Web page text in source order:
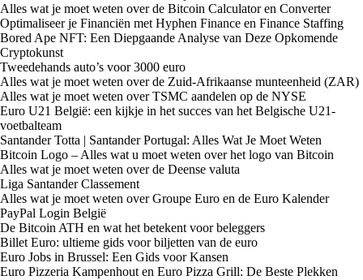
Alles wat je moet weten over de Bitcoin Calculator en Converter
Optimaliseer je Financiën met Hyphen Finance en Finance Staffing
Bored Ape NFT: Een Diepgaande Analyse van Deze Opkomende
Cryptokunst
Tweedehands auto’s voor 3000 euro
Alles wat je moet weten over de Zuid-Afrikaanse munteenheid (ZAR)
Alles wat je moet weten over TSMC aandelen op de NYSE
Euro U21 België: een kijkje in het succes van het Belgische U21-
voetbalteam
Santander Totta | Santander Portugal: Alles Wat Je Moet Weten
Bitcoin Logo – Alles wat u moet weten over het logo van Bitcoin
Alles wat je moet weten over de Deense valuta
Liga Santander Classement
Alles wat je moet weten over Groupe Euro en de Euro Kalender
PayPal Login België
De Bitcoin ATH en wat het betekent voor beleggers
Billet Euro: ultieme gids voor biljetten van de euro
Euro Jobs in Brussel: Een Gids voor Kansen
Euro Pizzeria Kampenhout en Euro Pizza Grill: De Beste Plekken